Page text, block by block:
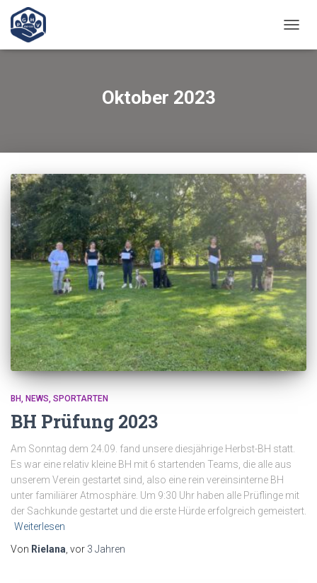
Oktober 2023
BH NEWS SPORTARTEN
BH Prüfung 2023
Am Sonntag dem 24.09. fand unsere diesjährige Herbst-BH statt.
Es war eine relativ kleine BH mit 6 startenden Teams, die alle aus
unserem Verein gestartet sind, also eine rein vereinsinterne BH
unter familiärer Atmosphäre. Um 9:30 Uhr haben alle Prüflinge mit
der Sachkunde gestartet und die erste Hürde erfolgreich gemeistert.
Weiterlesen
Von Rielana , vor 3 Jahren